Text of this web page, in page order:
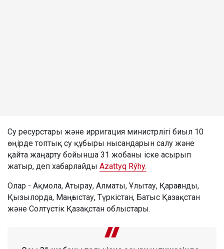
Су ресурстары және ирригация министрлігі биыл 10
өңірде топтық су құбыры нысандарын салу және
қайта жаңарту бойынша 31 жобаны іске асырып
жатыр, деп хабарлайды Azattyq Rýhy.
Олар - Ақмола, Атырау, Алматы, Ұлытау, Қарағанды,
Қызылорда, Маңғыстау, Түркістан, Батыс Қазақстан
және Солтүстік Қазақстан облыстары.